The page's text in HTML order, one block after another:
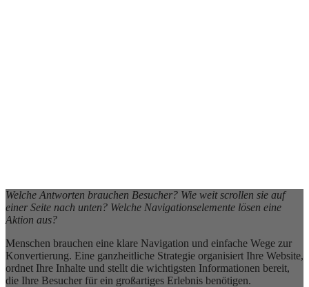
Welche Antworten brauchen Besucher? Wie weit scrollen sie auf
einer Seite nach unten? Welche Navigationselemente lösen eine
Aktion aus?
Menschen brauchen eine klare Navigation und einfache Wege zur
Konvertierung. Eine ganzheitliche Strategie organisiert Ihre Website,
ordnet Ihre Inhalte und stellt die wichtigsten Informationen bereit,
die Ihre Besucher für ein großartiges Erlebnis benötigen.